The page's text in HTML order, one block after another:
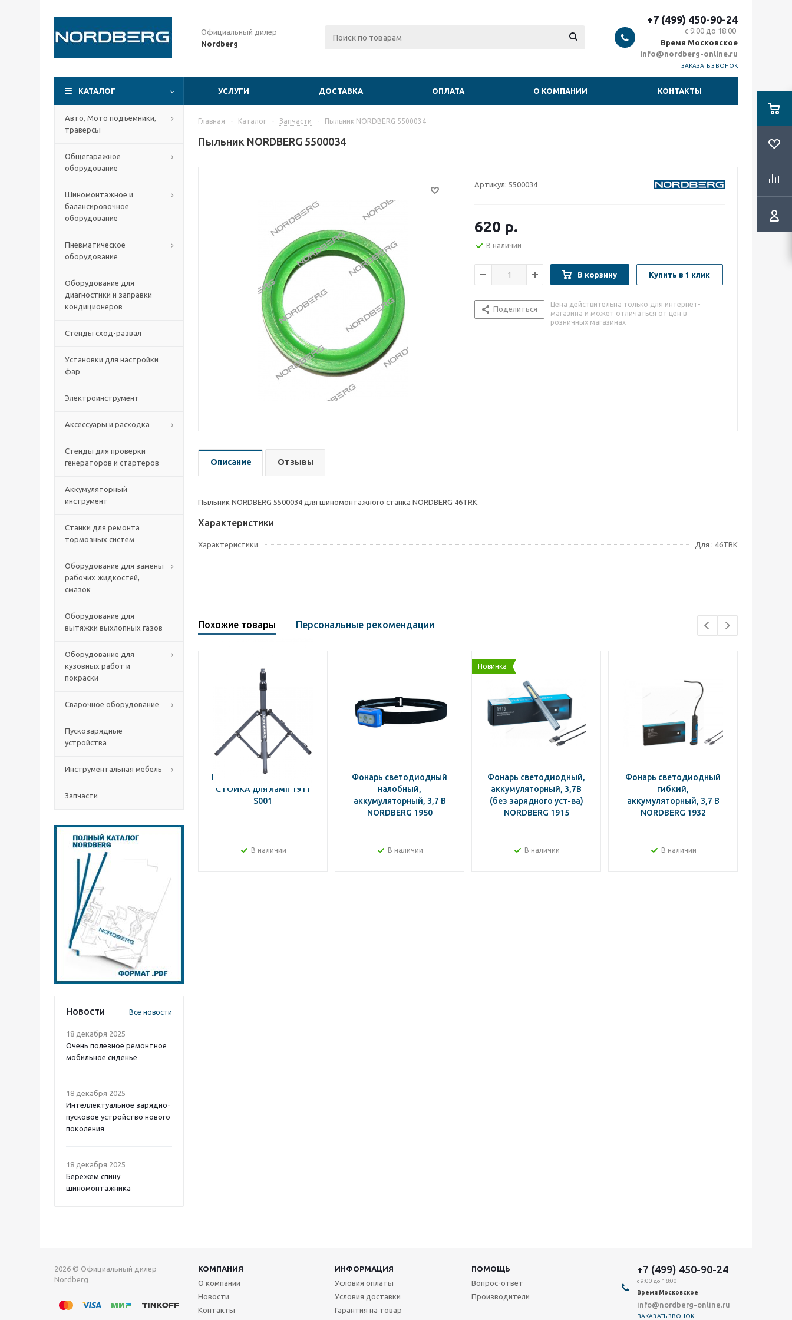
Официальный дилер
Nordberg
+7 (499) 450-90-24
с 9:00 до 18:00
Время Московское
info@nordberg-online.ru
ЗАКАЗАТЬ ЗВОНОК
КАТАЛОГ УСЛУГИ ДОСТАВКА ОПЛАТА О КОМПАНИИ КОНТАКТЫ
Авто, Мото подъемники,
траверсы
Общегаражное
оборудование
Шиномонтажное и
балансировочное
оборудование
Пневматическое
оборудование
Оборудование для
диагностики и заправки
кондиционеров
Стенды сход-развал
Установки для настройки
фар
Электроинструмент
Аксессуары и расходка
Стенды для проверки
генераторов и стартеров
Аккумуляторный
инструмент
Станки для ремонта
тормозных систем
Оборудование для замены
рабочих жидкостей,
смазок
Оборудование для
вытяжки выхлопных газов
Оборудование для
кузовных работ и
покраски
Сварочное оборудование
Пускозарядные
устройства
Инструментальная мебель
Запчасти
Новости Все новости
18 декабря 2025
Очень полезное ремонтное
мобильное сиденье
18 декабря 2025
Интеллектуальное зарядно-
пусковое устройство нового
поколения
18 декабря 2025
Бережем спину
шиномонтажника
Главная - Каталог - Запчасти - Пыльник NORDBERG 5500034
Пыльник NORDBERG 5500034
Артикул: 5500034
620 р.
В наличии
В корзину Купить в 1 клик
Поделиться
Цена действительна только для интернет-
магазина и может отличаться от цен в
розничных магазинах
Описание Отзывы
Пыльник NORDBERG 5500034 для шиномонтажного станка NORDBERG 46TRK.
Характеристики
Характеристики Для : 46TRK
Похожие товары Персональные рекомендации
NORDBERG ДЕРЖАТЕЛЬ-
СТОЙКА для ламп 1911
S001
В наличии
Фонарь светодиодный
налобный,
аккумуляторный, 3,7 В
NORDBERG 1950
В наличии
Новинка
Фонарь светодиодный,
аккумуляторный, 3,7В
(без зарядного уст-ва)
NORDBERG 1915
В наличии
Фонарь светодиодный
гибкий,
аккумуляторный, 3,7 В
NORDBERG 1932
В наличии
2026 © Официальный дилер
Nordberg
КОМПАНИЯ ИНФОРМАЦИЯ
ПОМОЩЬ
О компании
Новости
Контакты
Условия оплаты
Условия доставки
Гарантия на товар
Вопрос-ответ
Производители
+7 (499) 450-90-24
с 9:00 до 18:00
Время Московское
info@nordberg-online.ru
ЗАКАЗАТЬ ЗВОНОК